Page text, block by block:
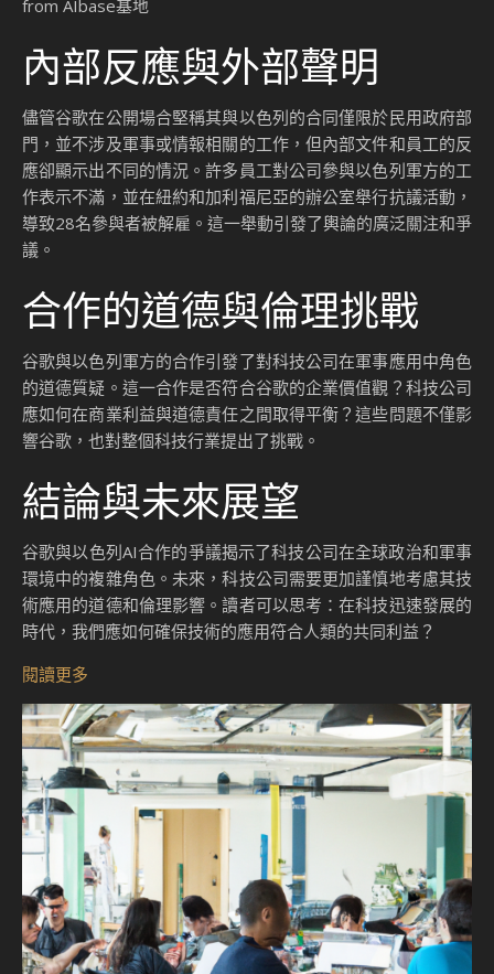
from AIbase基地
內部反應與外部聲明
儘管谷歌在公開場合堅稱其與以色列的合同僅限於民用政府部
門，並不涉及軍事或情報相關的工作，但內部文件和員工的反
應卻顯示出不同的情況。許多員工對公司參與以色列軍方的工
作表示不滿，並在紐約和加利福尼亞的辦公室舉行抗議活動，
導致28名參與者被解雇。這一舉動引發了輿論的廣泛關注和爭
議。
合作的道德與倫理挑戰
谷歌與以色列軍方的合作引發了對科技公司在軍事應用中角色
的道德質疑。這一合作是否符合谷歌的企業價值觀？科技公司
應如何在商業利益與道德責任之間取得平衡？這些問題不僅影
響谷歌，也對整個科技行業提出了挑戰。
結論與未來展望
谷歌與以色列AI合作的爭議揭示了科技公司在全球政治和軍事
環境中的複雜角色。未來，科技公司需要更加謹慎地考慮其技
術應用的道德和倫理影響。讀者可以思考：在科技迅速發展的
時代，我們應如何確保技術的應用符合人類的共同利益？
閱讀更多